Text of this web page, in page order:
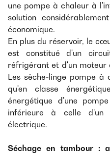
une pompe à chaleur à
solution
économique.
En plus du réservoir, le
est constitué d'un
réfrigérant et d'un moteur
Les sèche-linge pompe à
qu'en classe
énergétique d'une
inférieure à celle d'un
électrique.
Séchage en tambour :